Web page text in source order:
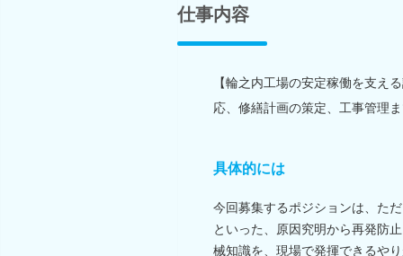
仕事内容
【輪之内工場の安定稼働を支え
応、修繕計画の策定、工事管理
具体的には
今回募集するポジションは、た
といった、原因究明から再発防
械知識を、現場で発揮できるや